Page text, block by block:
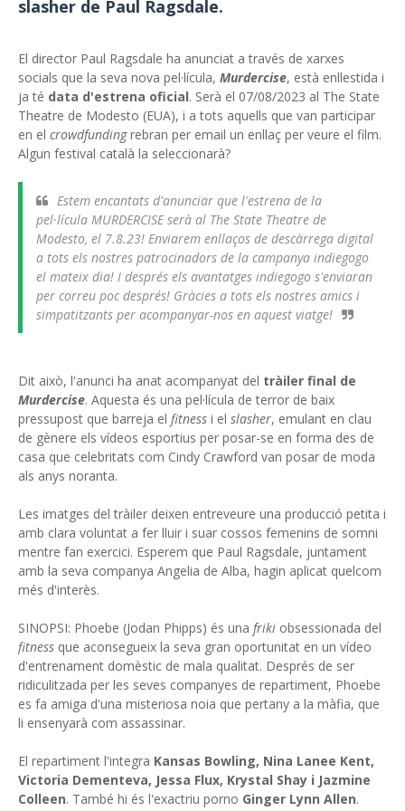
slasher de Paul Ragsdale.
El director Paul Ragsdale ha anunciat a través de xarxes
socials que la seva nova pel·lícula, Murdercise, està enllestida i
ja té data d'estrena oficial. Serà el 07/08/2023 al The State
Theatre de Modesto (EUA), i a tots aquells que van participar
en el crowdfundingrebran per email un enllaç per veure el film.
Algun festival català la seleccionarà?
Estem encantats d'anunciar que l'estrena de la
pel·lícula MURDERCISE serà al The State Theatre de
Modesto, el 7.8.23! Enviarem enllaços de descàrrega digital
a tots els nostres patrocinadors de la campanya indiegogo
el mateix dia! I després els avantatges indiegogo s'enviaran
per correu poc després! Gràcies a tots els nostres amics i
simpatitzants per acompanyar-nos en aquest viatge!
Dit això, l'anunci ha anat acompanyat del tràiler final de
Murdercise. Aquesta és una pel·lícula de terror de baix
pressupost que barreja el fitness i el slasher, emulant en clau
de gènere els vídeos esportius per posar-se en forma des de
casa que celebritats com Cindy Crawford van posar de moda
als anys noranta.
Les imatges del tràiler deixen entreveure una producció petita i
amb clara voluntat a fer lluir i suar cossos femenins de somni
mentre fan exercici. Esperem que Paul Ragsdale, juntament
amb la seva companya Angelia de Alba, hagin aplicat quelcom
més d'interès.
SINOPSI: Phoebe (Jodan Phipps) és una friki obsessionada del
fitness que aconsegueix la seva gran oportunitat en un vídeo
d'entrenament domèstic de mala qualitat. Després de ser
ridiculitzada per les seves companyes de repartiment, Phoebe
es fa amiga d'una misteriosa noia que pertany a la màfia, que
li ensenyarà com assassinar.
El repartiment l'integra Kansas Bowling, Nina Lanee Kent,
Victoria Dementeva, Jessa Flux, Krystal Shay i Jazmine
Colleen. També hi és l'exactriu porno Ginger Lynn Allen.